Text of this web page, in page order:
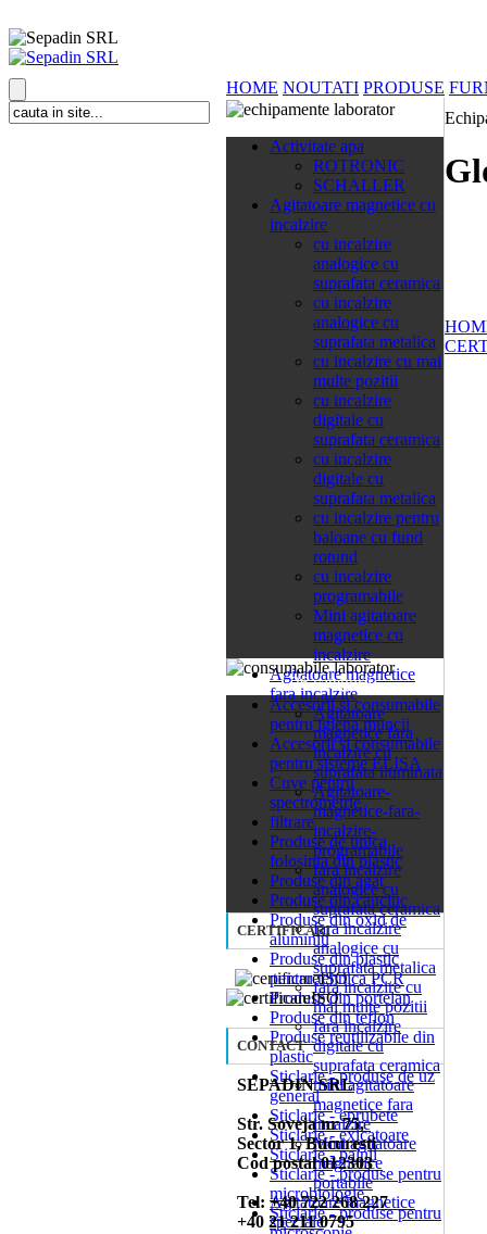
HOME NOUTATI PRODUSE
Activitate apa
ROTRONIC
SCHALLER
Agitatoare magnetice cu
incalzire
cu incalzire
analogice cu
suprafata ceramica
cu incalzire
analogice cu
suprafata metalica
cu incalzire cu mai
multe pozitii
cu incalzire
digitale cu
suprafata ceramica
cu incalzire
digitale cu
suprafata metalica
cu incalzire pentru
baloane cu fund
rotund
cu incalzire
programabile
Mini agitatoare
magnetice cu
incalzire
Agitatoare magnetice
fara incalzire
Agitatoare
magnetice fara
incalzire cu
suprafata iluminata
Agitatoare-
magnetice-fara-
incalzire-
programabile
fara incalzire
analogice cu
suprafata ceramica
fara incalzire
analogice cu
suprafata metalica
fara incalzire cu
mai multe pozitii
fara incalzire
digitale cu
suprafata ceramica
mini agitatoare
magnetice fara
incalzire
Mini agitatoare
magnetice
portabile
Agitatoare magnetice
speciale
26 categorii
Accesorii si consumabile
pentru igiena muncii
Accesorii si consumabile
pentru sisteme ELISA
Cuve pentru
spectrometrie
filtrare
Produse de unica
folosinta din plastic
Produse din agat
Produse din cauciuc
Produse din oxid de
aluminiu
Produse din plastic
pentru tehnica PCR
Produse din portelan
Produse din teflon
Produse reutilizabile din
plastic
Sticlarie - produse de uz
general
Sticlarie - eprubete
Sticlarie - exicatoare
Sticlarie - palnii
Sticlarie - produse pentru
microbiologie
Sticlarie - produse pentru
CERTIFICARI
CONTACT
SEPADIN SRL
Str. Soveja nr 75,
Sector 1, Bucuresti
Cod postal 012303
Tel: +40 722 268 227
+40 21 211 0795